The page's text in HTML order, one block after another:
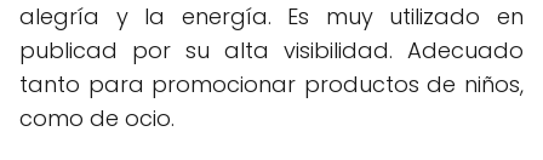
alegría y la energía. Es muy utilizado en
publicad por su alta visibilidad. Adecuado
tanto para promocionar productos de niños,
como de ocio.